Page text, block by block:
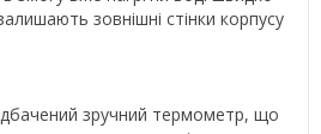
зовнішні стінки корпусу
зручний термометр, що